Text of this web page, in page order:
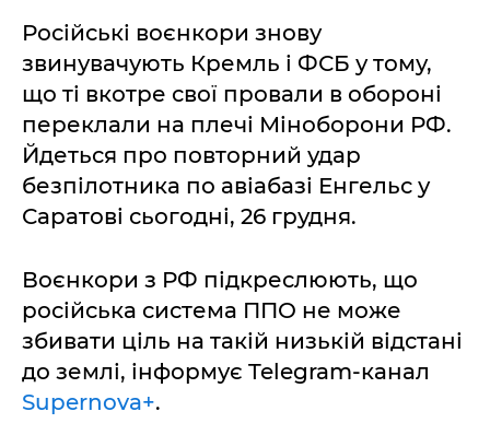
Російські воєнкори знову
звинувачують Кремль і ФСБ у тому,
що ті вкотре свої провали в обороні
переклали на плечі Міноборони РФ.
Йдеться про повторний удар
безпілотника по авіабазі Енгельс у
Саратові сьогодні, 26 грудня.
Воєнкори з РФ підкреслюють, що
російська система ППО не може
збивати ціль на такій низькій відстані
до землі, інформує Telegram-канал
Supernova+.